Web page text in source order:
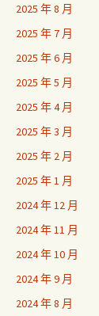
2025 年 8 月
2025 年 7 月
2025 年 6 月
2025 年 5 月
2025 年 4 月
2025 年 3 月
2025 年 2 月
2025 年 1 月
2024 年 12 月
2024 年 11 月
2024 年 10 月
2024 年 9 月
2024 年 8 月